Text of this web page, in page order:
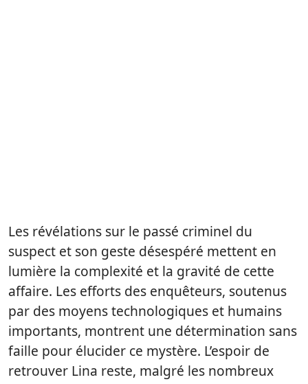
Les révélations sur le passé criminel du
suspect et son geste désespéré mettent en
lumière la complexité et la gravité de cette
affaire. Les efforts des enquêteurs, soutenus
par des moyens technologiques et humains
importants, montrent une détermination sans
faille pour élucider ce mystère. L’espoir de
retrouver Lina reste, malgré les nombreux